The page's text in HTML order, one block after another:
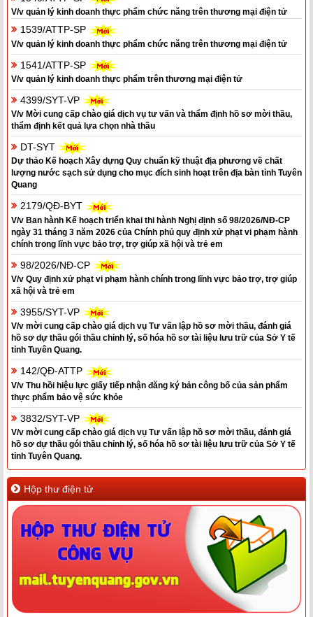
V/v quản lý kinh doanh thực phẩm chức năng trên thương mại điện tử
1539/ATTP-SP
V/v quản lý kinh doanh thực phẩm chức năng trên thương mại điện tử
1541/ATTP-SP
V/v quản lý kinh doanh thực phẩm trên thương mại điện tử
4399/SYT-VP
V/v Mời cung cấp chào giá dịch vụ tư vấn và thẩm định hồ sơ mời thầu,
thẩm định kết quả lựa chọn nhà thầu
DT-SYT
Dự thảo Kế hoạch Xây dựng Quy chuẩn kỹ thuật địa phương về chất
lượng nước sạch sử dụng cho mục đích sinh hoạt trên địa bàn tỉnh Tuyên
Quang
2179/QĐ-BYT
V/v Ban hành Kế hoạch triển khai thi hành Nghị định số 98/2026/NĐ-CP
ngày 31 tháng 3 năm 2026 của Chính phủ quy định xử phạt vi phạm hành
chính trong lĩnh vực bảo trợ, trợ giúp xã hội và trẻ em
98/2026/NĐ-CP
V/v Quy định xử phạt vi phạm hành chính trong lĩnh vực bảo trợ, trợ giúp
xã hội và trẻ em
3955/SYT-VP
V/v mời cung cấp chào giá dịch vụ Tư vấn lập hồ sơ mời thầu, đánh giá
hồ sơ dự thầu gói thầu chỉnh lý, số hóa hồ sơ tài liệu lưu trữ của Sở Y tế
tỉnh Tuyên Quang.
142/QĐ-ATTP
V/v Thu hồi hiệu lực giấy tiếp nhận đăng ký bản công bố của sản phẩm
thực phẩm bảo vệ sức khỏe
3832/SYT-VP
V/v mời cung cấp chào giá dịch vụ Tư vấn lập hồ sơ mời thầu, đánh giá
hồ sơ dự thầu gói thầu chỉnh lý, số hóa hồ sơ tài liệu lưu trữ của Sở Y tế
tỉnh Tuyên Quang.
Hộp thư điện tử